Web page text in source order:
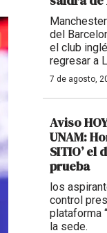
del
el club
regresar a
7 de agosto,
Aviso
UNAM:
SITIO’ el
prueba
los
control
plataforma
la sede.